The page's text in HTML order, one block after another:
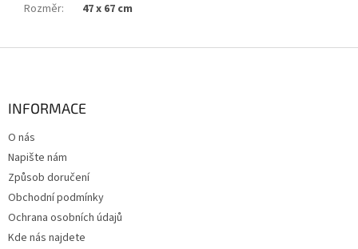
Rozměr: 47 x 67 cm
INFORMACE
O nás
Napište nám
Způsob doručení
Obchodní podmínky
Ochrana osobních údajů
Kde nás najdete